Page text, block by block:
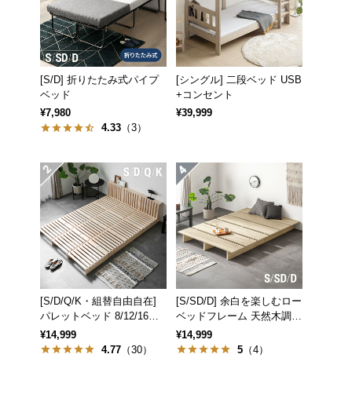
[S/D] 折りたたみ式パイプ
ベッド
¥7,980
4.33 （3）
[S/D/Q/K・組替自由自在]
パレットベッド 8/12/16枚
セット
¥14,999
4.77 （30）
[シングル] 二段ベッド USB
+コンセント
¥39,999
[S/SD/D] 余白を楽しむロー
ベッドフレーム 天然木調
ステージベッド ロボット掃
除機対応
¥14,999
5 （4）